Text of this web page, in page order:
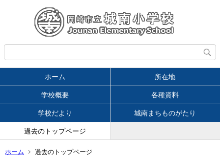
ホーム 所在地
学校概要 各種資料
学校だより 城南まちものがたり
過去のトップページ
ホーム 過去のトップページ